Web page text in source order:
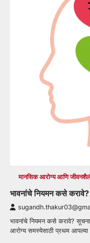
मानसिक आरोग्य आणि
भावनांचे नियमन कसे करावे?
भावनांचे नियमन कसे करावे?
आरोग्य समस्येसाठी प्रथम